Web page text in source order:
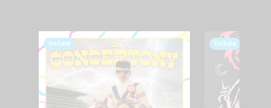
OnSale OnSale